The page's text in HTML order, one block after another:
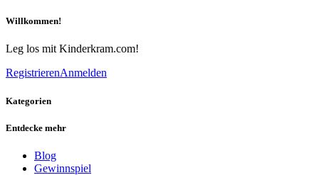
Willkommen!
Leg los mit Kinderkram.com!
RegistrierenAnmelden
Kategorien
Entdecke mehr
Blog
Gewinnspiel